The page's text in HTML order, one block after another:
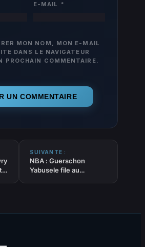
E-MAIL *
MON NOM, MON E-MAIL
DANS LE NAVIGATEUR
PROCHAIN COMMENTAIRE.
SUIVANTE :
NBA : Guerschon
Yabusele file au